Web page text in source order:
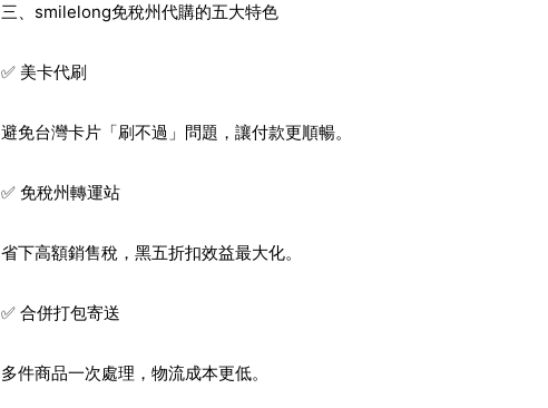
三、smilelong免稅州代購的五大特色
✅ 美卡代刷
避免台灣卡片「刷不過」問題，讓付款更順暢。
✅ 免稅州轉運站
省下高額銷售稅，黑五折扣效益最大化。
✅ 合併打包寄送
多件商品一次處理，物流成本更低。